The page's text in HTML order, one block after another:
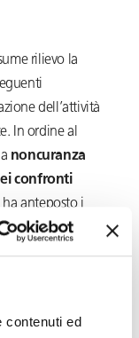
contenuti ed
rilievo la
dell’attività
In ordine al
noncuranza
confronti
anteposto i
o, comunque
fatto che al